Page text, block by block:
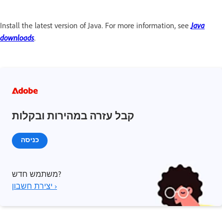
Install the latest version of Java. For more information, see Java
downloads.
קבל עזרה במהירות ובקלות
כניסה
משתמש חדש?
יצירת חשבון ›